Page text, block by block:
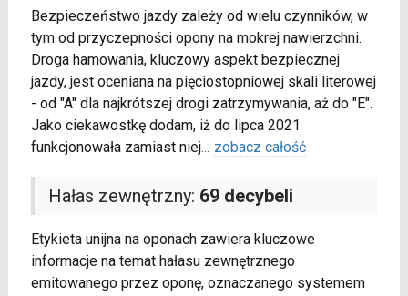
Bezpieczeństwo jazdy zależy od wielu czynników, w
tym od przyczepności opony na mokrej nawierzchni.
Droga hamowania, kluczowy aspekt bezpiecznej
jazdy, jest oceniana na pięciostopniowej skali literowej
- od "A" dla najkrótszej drogi zatrzymywania, aż do "E".
Jako ciekawostkę dodam, iż do lipca 2021
funkcjonowała zamiast niej... zobacz całość
Hałas zewnętrzny: 69 decybeli
Etykieta unijna na oponach zawiera kluczowe
informacje na temat hałasu zewnętrznego
emitowanego przez oponę, oznaczanego systemem